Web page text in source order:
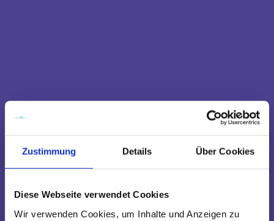
Zustimmung Details Über Cookies
Diese Webseite verwendet Cookies
Wir verwenden Cookies, um Inhalte und Anzeigen zu